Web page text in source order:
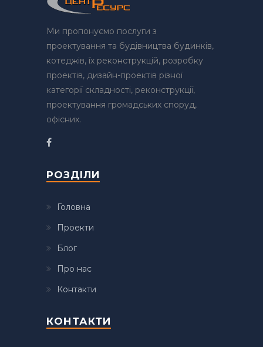
Ми пропонуємо послуги з
проектування та будівництва будинків,
котеджів, їх реконструкцій, розробку
проектів, дизайн-проектів різної
категорії складності, реконструкції,
проектування громадських споруд,
офісних.
РОЗДІЛИ
Головна
Проекти
Блог
Про нас
Контакти
КОНТАКТИ